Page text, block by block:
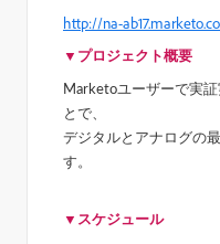
http://na-
▼プロジェクト概要
Marketoユーザーで実
とで、
デジタルとアナログの
す。
▼スケジュール